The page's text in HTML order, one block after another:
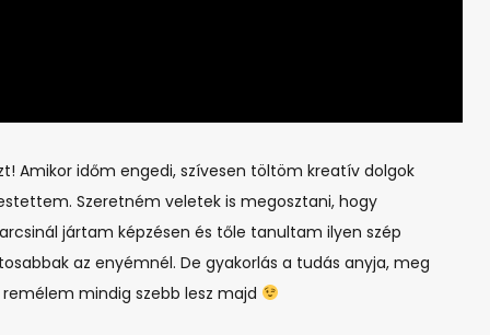
Amikor időm engedi, szívesen töltöm kreatív dolgok
Szeretném veletek is megosztani, hogy
jártam képzésen és tőle tanultam ilyen szép
az enyémnél. De gyakorlás a tudás anyja, meg
mindig szebb lesz majd